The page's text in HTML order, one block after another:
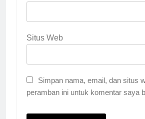
Situs Web
Simpan nama, email, dan situs
peramban ini untuk komentar saya